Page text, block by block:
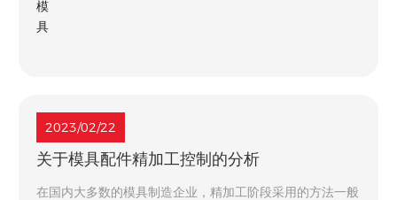
2023/02/22
关于模具配件精加工控制的分析
在国内大多数的模具制造企业，精加工阶段采用的方法一般